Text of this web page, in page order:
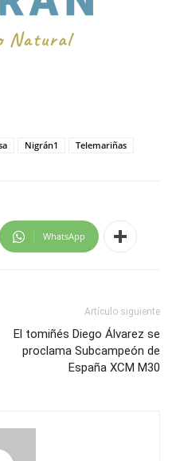
Nigrán1 Telemariñas
WhatsApp
Artículo siguiente
El tomiñés Diego Álvarez se
proclama Subcampeón de
España XCM M30